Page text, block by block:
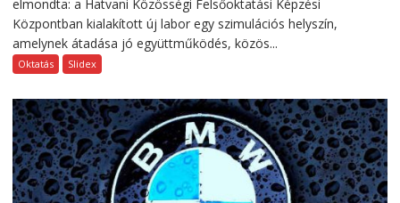
elmondta: a Hatvani Közösségi Felsőoktatási Képzési
Központban kialakított új labor egy szimulációs helyszín,
amelynek átadása jó együttműködés, közös...
Oktatás Slidex